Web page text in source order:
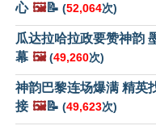
心 🖼️📝 (52,064次)
瓜达拉哈拉政要赞神韵
幕 🖼️ (49,260次)
神韵巴黎连场爆满 精英
接 🖼️📝 (49,623次)